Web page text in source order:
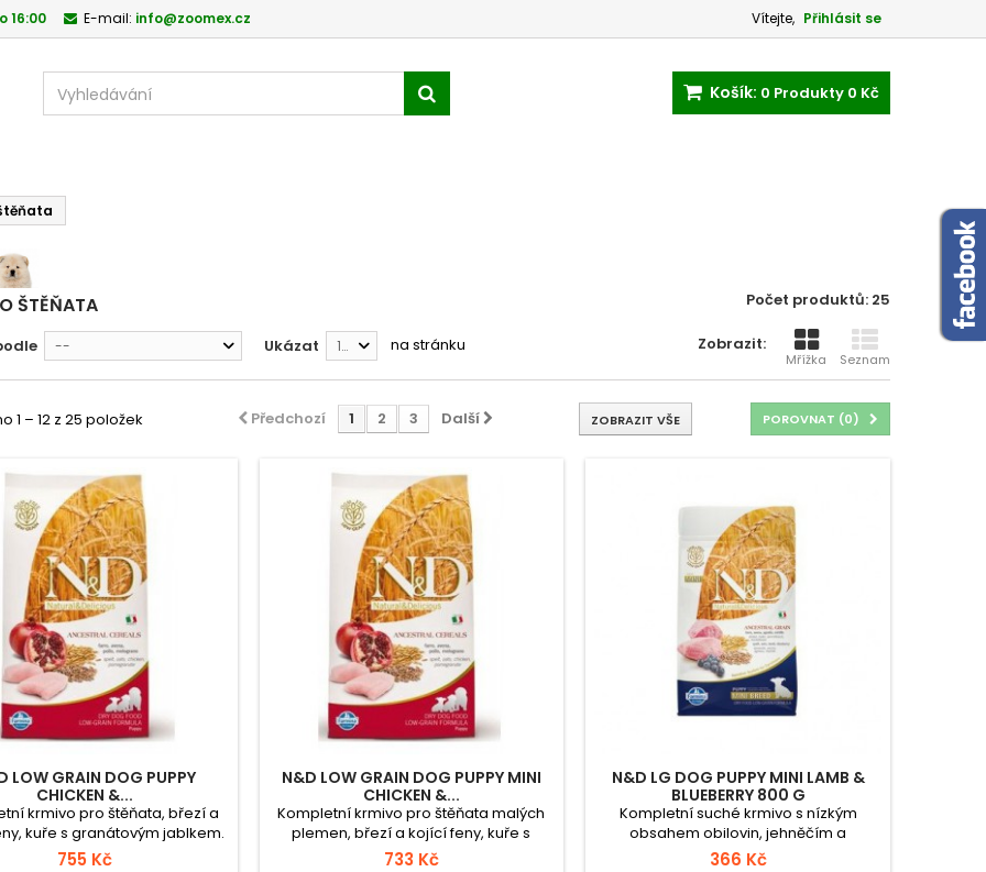
Vítejte, Přihlásit se
16:00 E-mail: info@zoomex.cz
Košík: 0 Produkty 0 Kč
ŠTĚŇATA Počet produktů: 25
Zobrazit:
Mřížka Seznam
-- Ukázat 12 na stránku
POROVNAT (0)
ZOBRAZIT VŠE
Předchozí 1 2 3 Další
1 – 12 z 25 položek
LOW GRAIN DOG PUPPY
CHICKEN &...
krmivo pro štěňata, březí a
kuře s granátovým jablkem.
755 Kč
N&D LOW GRAIN DOG PUPPY MINI
CHICKEN &...
Kompletní krmivo pro štěňata malých
plemen, březí a kojící feny, kuře s
granátovým jablkem.
733 Kč
N&D LG DOG PUPPY MINI LAMB &
BLUEBERRY 800 G
Kompletní suché krmivo s nízkým
obsahem obilovin, jehněčím a
borůvkami pro štěňata malých plemen.
366 Kč